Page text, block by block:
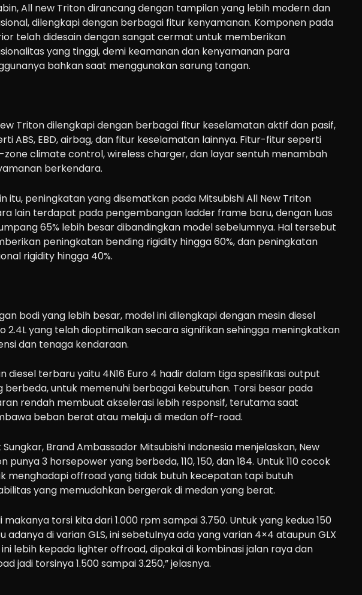
All new Triton dirancang dengan tampilan yang lebih modern dan
dilengkapi dengan berbagai fitur kenyamanan. Komponen pada
telah didesain dengan sangat cermat untuk memberikan
yang tinggi, demi keamanan dan kenyamanan para
bahkan saat menggunakan sarung tangan.
Triton dilengkapi dengan berbagai fitur keselamatan aktif dan pasif,
ABS, EBD, airbag, dan fitur keselamatan lainnya. Fitur-fitur seperti
zone climate control, wireless charger, dan layar sentuh menambah
berkendara.
itu, peningkatan yang disematkan pada Mitsubishi All New Triton
lain terdapat pada pengembangan ladder frame baru, dengan luas
65% lebih besar dibandingkan model sebelumnya. Hal tersebut
peningkatan bending rigidity hingga 60%, dan peningkatan
rigidity hingga 40%.
bodi yang lebih besar, model ini dilengkapi dengan mesin diesel
2.4L yang telah dioptimalkan secara signifikan sehingga meningkatkan
dan tenaga kendaraan.
diesel terbaru yaitu 4N16 Euro 4 hadir dalam tiga spesifikasi output
berbeda, untuk memenuhi berbagai kebutuhan. Torsi besar pada
rendah membuat akselerasi lebih responsif, terutama saat
beban berat atau melaju di medan off-road.
Sungkar, Brand Ambassador Mitsubishi Indonesia menjelaskan, New
punya 3 horsepower yang berbeda, 110, 150, dan 184. Untuk 110 cocok
menghadapi offroad yang tidak butuh kecepatan tapi butuh
yang memudahkan bergerak di medan yang berat.
makanya torsi kita dari 1.000 rpm sampai 3.750. Untuk yang kedua 150
adanya di varian GLS, ini sebetulnya ada yang varian 4×4 ataupun GLX
ini lebih kepada lighter offroad, dipakai di kombinasi jalan raya dan
jadi torsinya 1.500 sampai 3.250,” jelasnya.